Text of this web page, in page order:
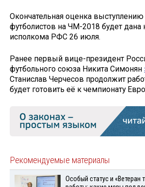
Окончательная оценка выступлению
футболистов на ЧМ-2018 будет дана
исполкома РФС 26 июля.
Ранее первый вице-президент
футбольного союза Никита Симонян
Станислав Черчесов продолжит
будет готовить её к чемпионату
Рекомендуемые материалы
Особый статус и «Ветеран